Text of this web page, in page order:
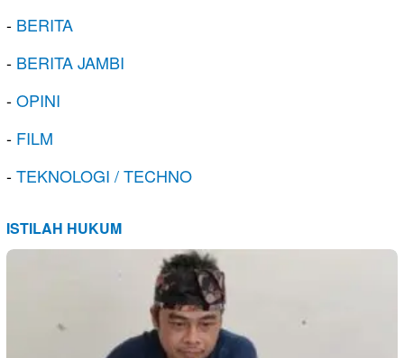
- BERITA
- BERITA JAMBI
-OPINI
- FILM
-TEKNOLOGI / TECHNO
ISTILAH HUKUM